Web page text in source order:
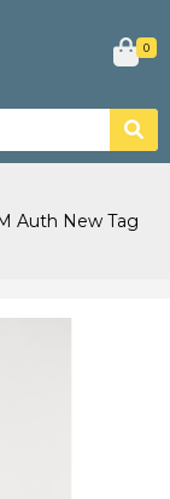
0
Auth New Tag